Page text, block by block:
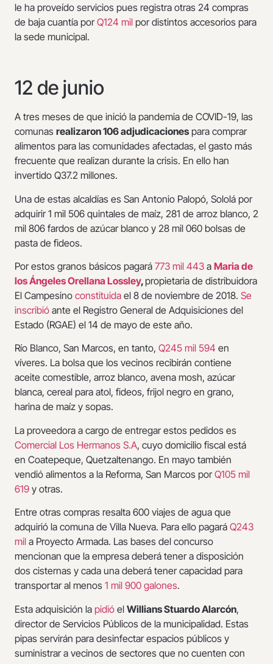
le ha proveído servicios pues registra otras 24 compras
de baja cuantía porQ124 mil por distintos accesorios para
la sede municipal.
12 de junio
A tres meses de que inició la pandemia de COVID-19, las
comunas realizaron 106 adjudicaciones para comprar
alimentos para las comunidades afectadas, el gasto más
frecuente que realizan durante la crisis. En ello han
invertido Q37.2 millones.
Una de estas alcaldías es San Antonio Palopó, Sololá por
adquirir 1 mil 506 quintales de maíz, 281 de arroz blanco, 2
mil 806 fardos de azúcar blanco y 28 mil 060 bolsas de
pasta de fideos.
Por estos granos básicos pagará 773 mil 443 a Maria de
los Ángeles Orellana Lossley,propietaria de distribuidora
El Campesino constituida el 8 de noviembre de 2018. Se
inscribió ante el Registro General de Adquisiciones del
Estado (RGAE) el 14 de mayo de este año.
Río Blanco, San Marcos, en tanto, Q245 mil 594 en
víveres. La bolsa que los vecinos recibirán contiene
aceite comestible, arroz blanco, avena mosh, azúcar
blanca, cereal para atol, fideos, frijol negro en grano,
harina de maíz y sopas.
La proveedora a cargo de entregar estos pedidos es
Comercial Los Hermanos S.A, cuyo domicilio fiscal está
en Coatepeque, Quetzaltenango. En mayo también
vendió alimentos a la Reforma, San Marcos porQ105 mil
619 y otras.
Entre otras compras resalta 600 viajes de agua que
adquirió la comuna de Villa Nueva. Para ello pagará Q243
mil a Proyecto Armada. Las bases del concurso
mencionan que la empresa deberá tener a disposición
dos cisternas y cada una deberá tener capacidad para
transportar al menos 1 mil 900 galones.
Esta adquisición la pidió el Willians Stuardo Alarcón,
director de Servicios Públicos de la municipalidad. Estas
pipas servirán para desinfectar espacios públicos y
suministrar a vecinos de sectores que no cuenten con